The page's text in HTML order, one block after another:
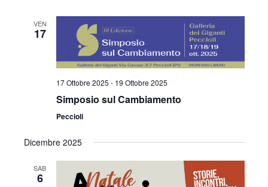
VEN
17
17 Ottobre 2025 - 19 Ottobre 2025
Simposio sul Cambiamento
Peccioli
Dicembre 2025
SAB
6